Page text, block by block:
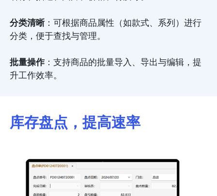
分类清晰：可根据商品属性（如款式、系列）进行
分类，便于查找与管理。
批量操作：支持商品的批量导入、导出与编辑，提
升工作效率。
库存盘点，提高速率